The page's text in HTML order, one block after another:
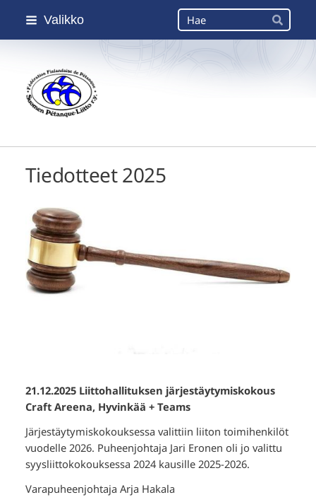
Siirry
Valikko Haku
Hae
Suomen Petanque-Liitto
Tiedotteet 2025
21.12.2025 Liittohallituksen järjestäytymiskokous
Craft Areena, Hyvinkää + Teams
Järjestäytymiskokouksessa valittiin liiton toimihenkilöt
vuodelle 2026. Puheenjohtaja Jari Eronen oli jo valittu
syysliittokokouksessa 2024 kausille 2025-2026.
Varapuheenjohtaja Arja Hakala